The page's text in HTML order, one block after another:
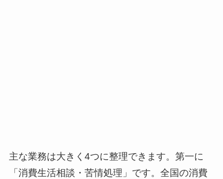
主な業務は大きく4つに整理できます。第一に
「消費生活相談・苦情処理」です。全国の消費